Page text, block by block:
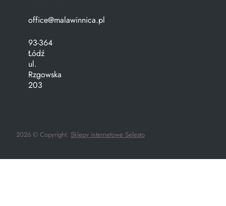
office@malawinnica.pl
93-364
Łódź
ul.
Rzgowska
203
2026 © Copyright. Sklepy internetowe Selesto